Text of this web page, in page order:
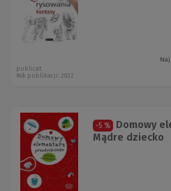
publicat
Rok publikacji: 2022
-5 %
Domowy
Mądre dziecko